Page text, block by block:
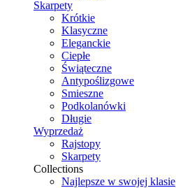
Skarpety
Krótkie
Klasyczne
Eleganckie
Ciepłe
Świąteczne
Antypoślizgowe
Smieszne
Podkolanówki
Długie
Wyprzedaż
Rajstopy
Skarpety
Collections
Najlepsze w swojej klasie